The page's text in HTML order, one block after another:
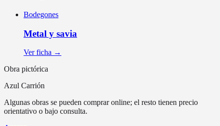
Bodegones
Metal y savia
Ver ficha →
Obra pictórica
Azul Carrión
Algunas obras se pueden comprar online; el resto tienen precio
orientativo o bajo consulta.